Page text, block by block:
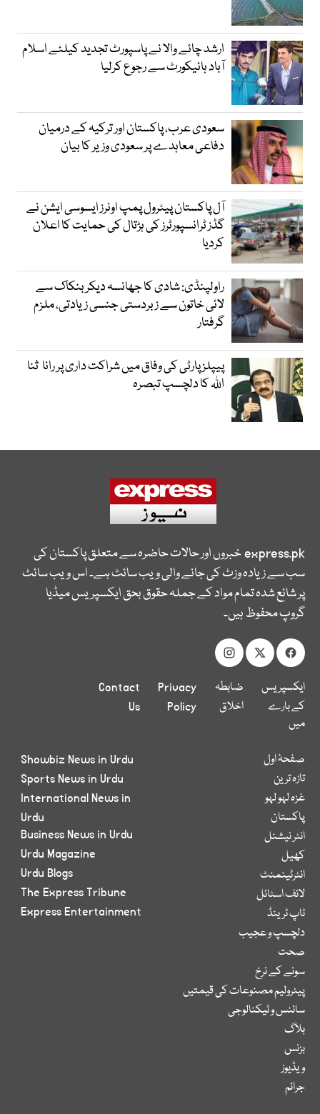
ارشد چائے والا نے پاسپورٹ تجدید کیلئے اسلام
آباد ہائیکورٹ سے رجوع کرلیا
سعودی عرب، پاکستان اور ترکیہ کے درمیان
دفاعی معاہدے پر سعودی وزیر کا بیان
آل پاکستان پیٹرول پمپ اونرز ایسوسی ایشن نے
گڈز ٹرانسپورٹرز کی ہڑتال کی حمایت کا اعلان
کردیا
راولپنڈی: شادی کا جھانسہ دیکر بنکاک سے
لائی خاتون سے زبردستی جنسی زیادتی، ملزم
گرفتار
پیپلز پارٹی کی وفاق میں شراکت داری پر رانا ثنا
اللہ کا دلچسپ تبصرہ
express.pkخبروں اور حالات حاضرہ سے متعلق پاکستان کی
سب سے زیادہ وزٹ کی جانے والی ویب سائٹ ہے۔ اس ویب سائٹ
پر شائع شدہ تمام مواد کے جملہ حقوق بحق ایکسپریس میڈیا
گروپ محفوظ ہیں۔
ایکسپریس
کے بارے
میں
ضابطہ
اخلاق
Privacy
Policy
Contact
Us
صفحۂ اول
تازہ ترین
غزہ لہو لہو
پاکستان
انٹر نیشنل
کھیل
انٹرٹینمنٹ
لائف اسٹائل
ٹاپ ٹرینڈ
دلچسپ و عجیب
صحت
سونے کے نرخ
پیٹرولیم مصنوعات کی قیمتیں
سائنس و ٹیکنالوجی
بلاگ
بزنس
ویڈیوز
جرائم
Showbiz News in Urdu
Sports News in Urdu
International News in
Urdu
Business News in Urdu
Urdu Magazine
Urdu Blogs
The Express Tribune
Express Entertainment